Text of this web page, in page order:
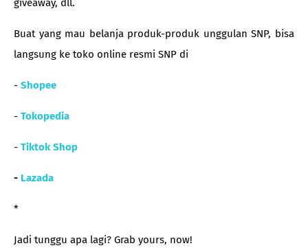
giveaway, dll.
Buat yang mau belanja produk-produk unggulan SNP, bisa
langsung ke toko online resmi SNP di
- Shopee
- Tokopedia
- Tiktok Shop
- Lazada
*
Jadi tunggu apa lagi? Grab yours, now!